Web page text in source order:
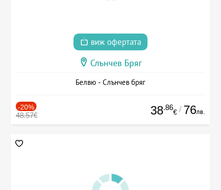
виж офертата
Слънчев Бряг
Белвю - Слънчев бряг
-20%
48.57€ 38.86
€ / 76лв.